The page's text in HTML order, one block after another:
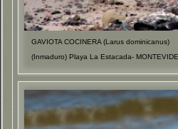
GAVIOTA COCINERA (Larus dominicanus)
(Inmaduro) Playa La Estacada-